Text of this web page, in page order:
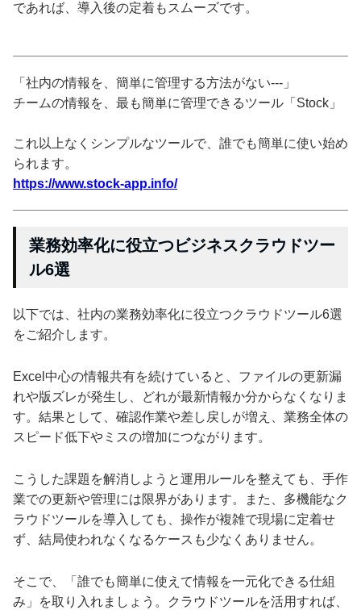
であれば、導入後の定着もスムーズです。
「社内の情報を、簡単に管理する方法がない---」
チームの情報を、最も簡単に管理できるツール「Stock」
これ以上なくシンプルなツールで、誰でも簡単に使い始め
られます。
https://www.stock-app.info/
業務効率化に役立つビジネスクラウドツー
ル6選
以下では、社内の業務効率化に役立つクラウドツール6選
をご紹介します。
Excel中心の情報共有を続けていると、ファイルの更新漏
れや版ズレが発生し、どれが最新情報か分からなくなりま
す。結果として、確認作業や差し戻しが増え、業務全体の
スピード低下やミスの増加につながります。
こうした課題を解消しようと運用ルールを整えても、手作
業での更新や管理には限界があります。また、多機能なク
ラウドツールを導入しても、操作が複雑で現場に定着せ
ず、結局使われなくなるケースも少なくありません。
そこで、「誰でも簡単に使えて情報を一元化できる仕組
み」を取り入れましょう。クラウドツールを活用すれば、